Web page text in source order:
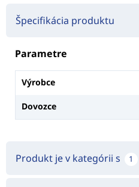
Špecifikácia produktu
Parametre
Výrobce
Dovozce
Produkt je v kategórii s 1